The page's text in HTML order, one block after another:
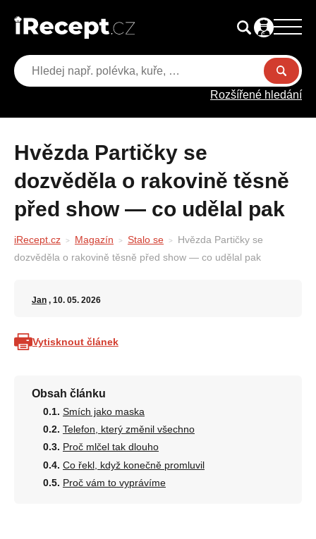
Rozšířené hledání
Hvězda Partičky se
dozvěděla o rakovině těsně
před show — co udělal pak
iRecept.cz Magazín Stalo se
Hvězda Partičky se
dozvěděla o rakovině těsně před show — co udělal pak
Jan , 10. 05. 2026
Vytisknout článek
Obsah článku
Smích jako maska
Telefon, který změnil všechno
Proč mlčel tak dlouho
Co řekl, když konečně promluvil
Proč vám to vyprávíme